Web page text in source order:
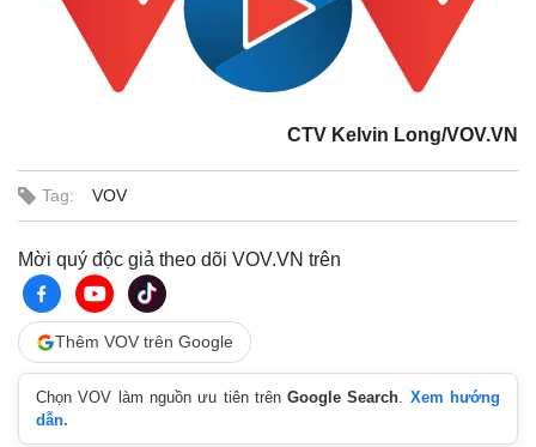
Kinh tế
Bất động sản
Thị trường
Tỷ giá
CTV Kelvin Long/VOV.VN
Tag: VOV
Mời quý độc giả theo dõi VOV.VN trên
Thêm VOV trên Google
Chọn VOV làm nguồn ưu tiên trênGoogle Search. Xem hướng
dẫn.